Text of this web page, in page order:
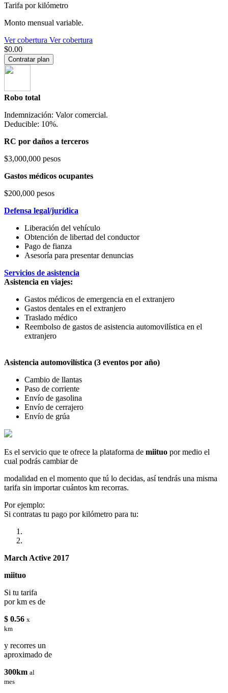
Tarifa por kilómetro
Monto mensual variable.
Ver cobertura Ver cobertura
$0.00
Contratar plan
Robo total
Indemnización: Valor comercial.
Deducible: 10%.
RC por daños a terceros
$3,000,000 pesos
Gastos médicos ocupantes
$200,000 pesos
Defensa legal/jurídica
Liberación del vehículo
Obtención de libertad del conductor
Pago de fianza
Asesoría para presentar denuncias
Servicios de asistencia
Asistencia en viajes:
Gastos médicos de emergencia en el extranjero
Gastos dentales en el extranjero
Traslado médico
Reembolso de gastos de asistencia automovilística en el
extranjero
Asistencia automovilística (3 eventos por año)
Cambio de llantas
Paso de corriente
Envío de gasolina
Envío de cerrajero
Envío de grúa
Es el servicio que te ofrece la plataforma de miituo por medio el
cual podrás cambiar de
modalidad en el momento que tú lo decidas, así tendrás una misma
tarifa sin importar cuántos km recorras.
Por ejemplo:
Si contratas tu pago por kilómetro para tu:
March Active 2017
miituo
Si tu tarifa
por km es de
$ 0.56 x
km
y recorres un
aproximado de
300km al
mes